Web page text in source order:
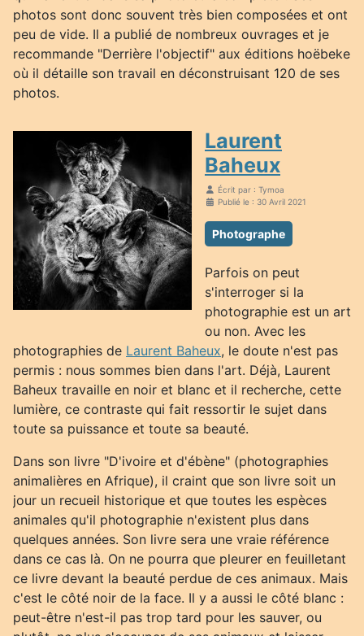
photos sont donc souvent très bien composées et ont
peu de vide. Il a publié de nombreux ouvrages et je
recommande "Derrière l'objectif" aux éditions hoëbeke
où il détaille son travail en déconstruisant 120 de ses
photos.
Laurent
Baheux
Écrit par : Tymoa
Publié le : 30 Avril 2021
Photographe
Parfois on peut
s'interroger si la
photographie est un art
ou non. Avec les
photographies de Laurent Baheux, le doute n'est pas
permis : nous sommes bien dans l'art. Déjà, Laurent
Baheux travaille en noir et blanc et il recherche, cette
lumière, ce contraste qui fait ressortir le sujet dans
toute sa puissance et toute sa beauté.
Dans son livre "D'ivoire et d'ébène" (photographies
animalières en Afrique), il craint que son livre soit un
jour un recueil historique et que toutes les espèces
animales qu'il photographie n'existent plus dans
quelques années. Son livre sera une vraie référence
dans ce cas là. On ne pourra que pleurer en feuilletant
ce livre devant la beauté perdue de ces animaux. Mais
c'est le côté noir de la face. Il y a aussi le côté blanc :
peut-être n'est-il pas trop tard pour les sauver, ou